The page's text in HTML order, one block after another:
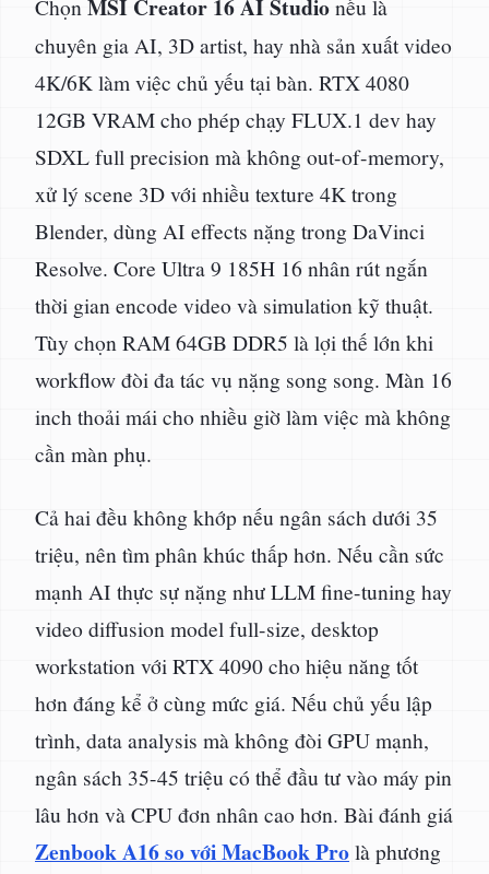
Chọn MSI Creator 16 AI Studionếu là
chuyên gia AI, 3D artist, hay nhà sản xuất video
4K/6K làm việc chủ yếu tại bàn. RTX 4080
12GB VRAM cho phép chạy FLUX.1 dev hay
SDXL full precision mà không out-of-memory,
xử lý scene 3D với nhiều texture 4K trong
Blender, dùng AI effects nặng trong DaVinci
Resolve. Core Ultra 9 185H 16 nhân rút ngắn
thời gian encode video và simulation kỹ thuật.
Tùy chọn RAM 64GB DDR5 là lợi thế lớn khi
workflow đòi đa tác vụ nặng song song. Màn 16
inch thoải mái cho nhiều giờ làm việc mà không
cần màn phụ.
Cả hai đều không khớp nếu ngân sách dưới 35
triệu, nên tìm phân khúc thấp hơn. Nếu cần sức
mạnh AI thực sự nặng như LLM fine-tuning hay
video diffusion model full-size, desktop
workstation với RTX 4090 cho hiệu năng tốt
hơn đáng kể ở cùng mức giá. Nếu chủ yếu lập
trình, data analysis mà không đòi GPU mạnh,
ngân sách 35-45 triệu có thể đầu tư vào máy pin
lâu hơn và CPU đơn nhân cao hơn. Bài đánh giá
Zenbook A16 so với MacBook Prolà phương